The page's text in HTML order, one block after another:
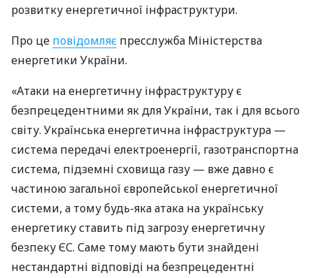
розвитку енергетичної інфраструктури.
Про це повідомляє пресслужба Міністерства
енергетики України.
«Атаки на енергетичну інфраструктуру є
безпрецедентними як для України, так і для всього
світу. Українська енергетична інфраструктура —
система передачі електроенергії, газотранспортна
система, підземні сховища газу — вже давно є
частиною загальної європейської енергетичної
системи, а тому будь-яка атака на українську
енергетику ставить під загрозу енергетичну
безпеку ЄС. Саме тому мають бути знайдені
нестандартні відповіді на безпрецедентні